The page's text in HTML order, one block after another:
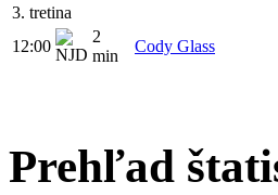
3. tretina
12:00
2
min
Cody Glass
Prehľad